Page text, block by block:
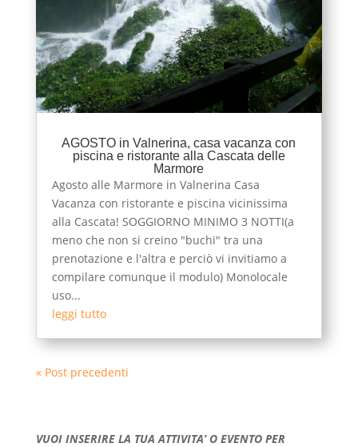
AGOSTO in Valnerina, casa vacanza con
piscina e ristorante alla Cascata delle
Marmore
Agosto alle Marmore in Valnerina Casa
Vacanza con ristorante e piscina vicinissima
alla Cascata! SOGGIORNO MINIMO 3 NOTTI(a
meno che non si creino "buchi" tra una
prenotazione e l'altra e perciò vi invitiamo a
compilare comunque il modulo) Monolocale
uso...
leggi tutto
« Post precedenti
VUOI INSERIRE LA TUA ATTIVITA’ O EVENTO PER